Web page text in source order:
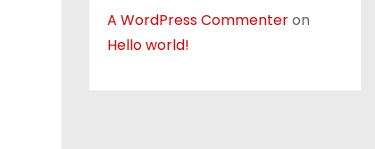
A WordPress Commenteron
Hello world!